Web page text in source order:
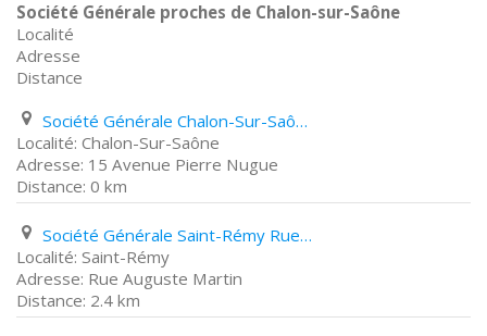
Société Générale proches de Chalon-sur-Saône
Localité
Adresse
Distance
Société Générale Chalon-Sur-Saône 15 Avenue Pierre Nugue
Chalon-Sur-Saône
15 Avenue Pierre Nugue
0 km
Société Générale Saint-Rémy Rue Auguste Martin
Saint-Rémy
Rue Auguste Martin
2.4 km